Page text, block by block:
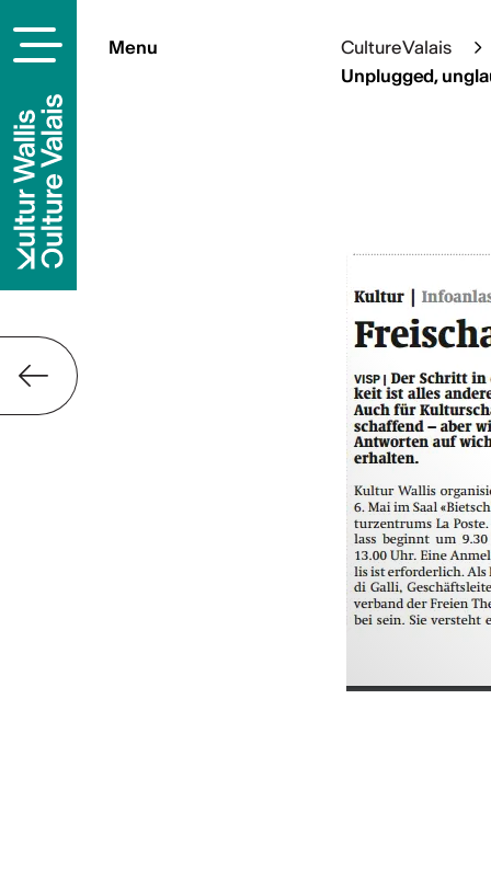
Contact
S'abonner à
Menu Culture Valais
Unplugged,